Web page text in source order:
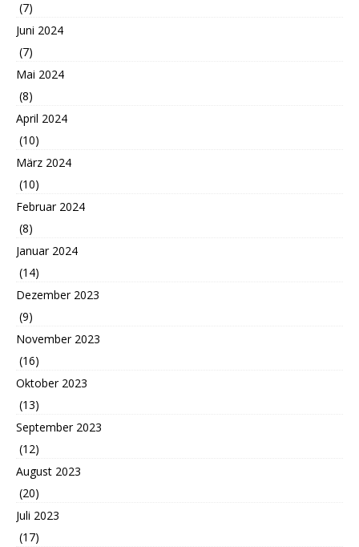
(7)
Juni 2024
(7)
Mai 2024
(8)
April 2024
(10)
März 2024
(10)
Februar 2024
(8)
Januar 2024
(14)
Dezember 2023
(9)
November 2023
(16)
Oktober 2023
(13)
September 2023
(12)
August 2023
(20)
Juli 2023
(17)